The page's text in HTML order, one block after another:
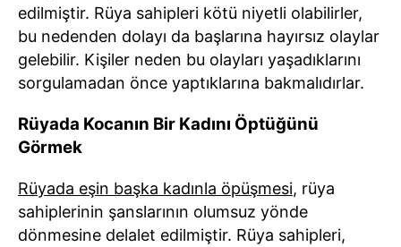
edilmiştir. Rüya sahipleri kötü niyetli olabilirler,
bu nedenden dolayı da başlarına hayırsız olaylar
gelebilir. Kişiler neden bu olayları yaşadıklarını
sorgulamadan önce yaptıklarına bakmalıdırlar.
Rüyada Kocanın Bir Kadını Öptüğünü
Görmek
Rüyada eşin başka kadınla öpüşmesi, rüya
sahiplerinin şanslarının olumsuz yönde
dönmesine delalet edilmiştir. Rüya sahipleri,